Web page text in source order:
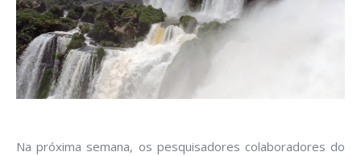
Na próxima semana, os pesquisadores colaboradores do